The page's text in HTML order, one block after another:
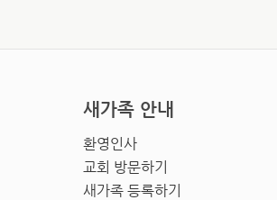
새가족 안내
환영인사
교회 방문하기
새가족 등록하기